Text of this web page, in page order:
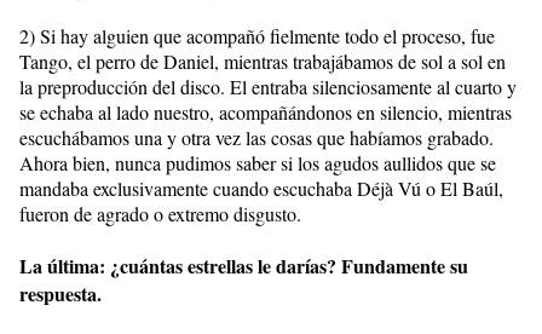
2) Si hay alguien que acompañó fielmente todo el proceso, fue
Tango, el perro de Daniel, mientras trabajábamos de sol a sol en
la preproducción del disco. El entraba silenciosamente al cuarto y
se echaba al lado nuestro, acompañándonos en silencio, mientras
escuchábamos una y otra vez las cosas que habíamos grabado.
Ahora bien, nunca pudimos saber si los agudos aullidos que se
mandaba exclusivamente cuando escuchaba Déjà Vú o El Baúl,
fueron de agrado o extremo disgusto.
La última: ¿cuántas estrellas le darías? Fundamente su
respuesta.